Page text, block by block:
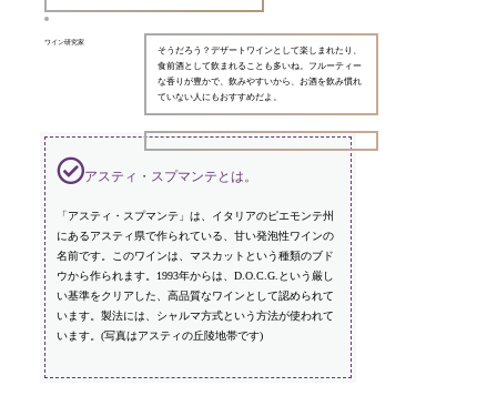
ワイン研究家
そうだろう？デザートワインとして楽しまれたり、
食前酒として飲まれることも多いね。フルーティー
な香りが豊かで、飲みやすいから、お酒を飲み慣れ
ていない人にもおすすめだよ。
アスティ・スプマンテとは。
「アスティ・スプマンテ」は、イタリアのピエモンテ州
にあるアスティ県で作られている、甘い発泡性ワインの
名前です。このワインは、マスカットという種類のブド
ウから作られます。1993年からは、D.O.C.G.という厳し
い基準をクリアした、高品質なワインとして認められて
います。製法には、シャルマ方式という方法が使われて
います。(写真はアスティの丘陵地帯です)